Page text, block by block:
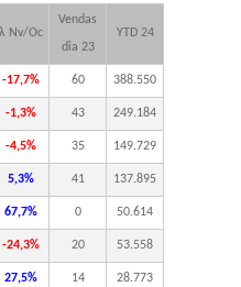
λ Nv/Oc
Vendas
dia 23
YTD 24
-17,7% 60 388.550
-1,3% 43 249.184
-4,5% 35 149.729
5,3% 41 137.895
67,7% 0 50.614
-24,3% 20 53.558
27,5% 14 28.773